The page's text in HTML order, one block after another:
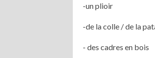
-un plioir
-de la colle / de la
- des cadres en bois